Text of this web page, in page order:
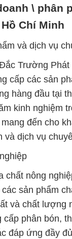
\ phân
Chí Minh
và dịch vụ
Trường
cấp các sản
hàng đầu tại
kinh nghiệm
đến cho
và dịch vụ
chất nông
sản phẩm
và chất lượng
cấp phân bón,
đáp ứng đầy